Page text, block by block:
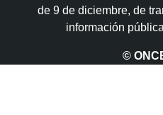
de 9 de diciembre, de
información
©